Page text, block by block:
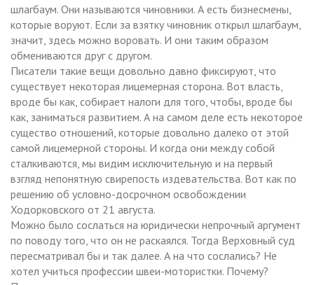
шлагбаум. Они называются чиновники. А есть бизнесмены,
которые воруют. Если за взятку чиновник открыл шлагбаум,
значит, здесь можно воровать. И они таким образом
обмениваются друг с другом.
Писатели такие вещи довольно давно фиксируют, что
существует некоторая лицемерная сторона. Вот власть,
вроде бы как, собирает налоги для того, чтобы, вроде бы
как, заниматься развитием. А на самом деле есть некоторое
существо отношений, которые довольно далеко от этой
самой лицемерной стороны. И когда они между собой
сталкиваются, мы видим исключительную и на первый
взгляд непонятную свирепость издевательства. Вот как по
решению об условно-досрочном освобождении
Ходорковского от 21 августа.
Можно было сослаться на юридически непрочный аргумент
по поводу того, что он не раскаялся. Тогда Верховный суд
пересматривал бы и так далее. А на что сослались? Не
хотел учиться профессии швеи-мотористки. Почему?